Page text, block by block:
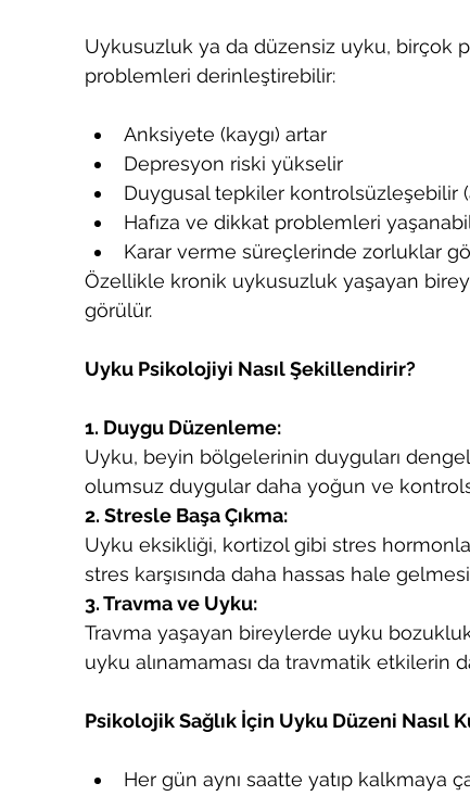
Uykusuzluk ya da düzensiz uyku, birçok
problemleri derinleştirebilir:
Anksiyete (kaygı) artar
Depresyon riski yükselir
Duygusal tepkiler kontrolsüzleşebilir
Hafıza ve dikkat problemleri
Karar verme süreçlerinde zorluklar
Özellikle kronik uykusuzluk yaşayan
görülür.
Uyku Psikolojiyi Nasıl Şekillendirir?
1. Duygu Düzenleme:
Uyku, beyin bölgelerinin duyguları
olumsuz duygular daha yoğun ve
2. Stresle Başa Çıkma:
Uyku eksikliği, kortizol gibi stres
stres karşısında daha hassas hale
3. Travma ve Uyku:
Travma yaşayan bireylerde uyku
uyku alınamaması da travmatik etkilerin
Psikolojik Sağlık İçin Uyku Düzeni Nasıl
Her gün aynı saatte yatıp kalkmaya